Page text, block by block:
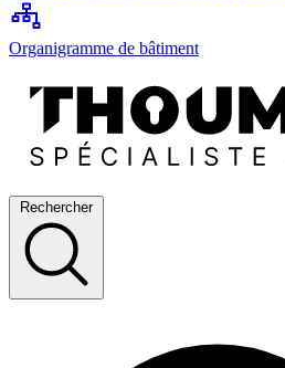
Organigramme de bâtiment
Rechercher